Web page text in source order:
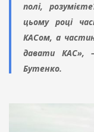
полі,
цьому році
КАСом, а
давати КАС»,
Бутенко.